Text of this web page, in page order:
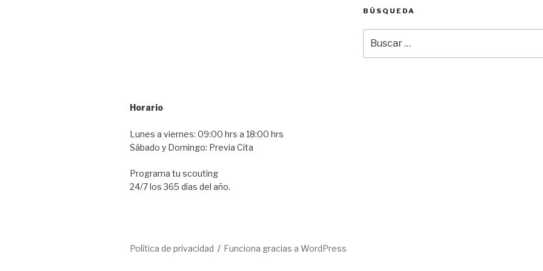
Horario
Lunes a viernes: 09:00 hrs a 18:00 hrs
Sábado y Domingo: Previa Cita
Programa tu scouting
24/7 los 365 días del año.
BÚSQUEDA
por:
Política de privacidad Funciona gracias a WordPress